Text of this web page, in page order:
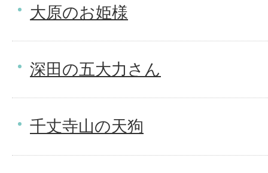
大原のお姫様
深田の五大力さん
千丈寺山の天狗